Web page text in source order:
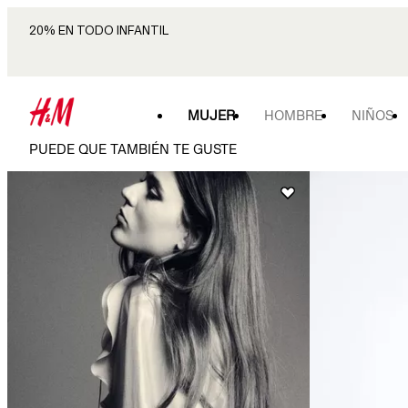
20% EN TODO INFANTIL
MUJER HOMBRE NIÑOS
PUEDE QUE TAMBIÉN TE GUSTE